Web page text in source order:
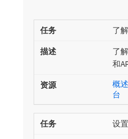
了
了
和
概
台
设